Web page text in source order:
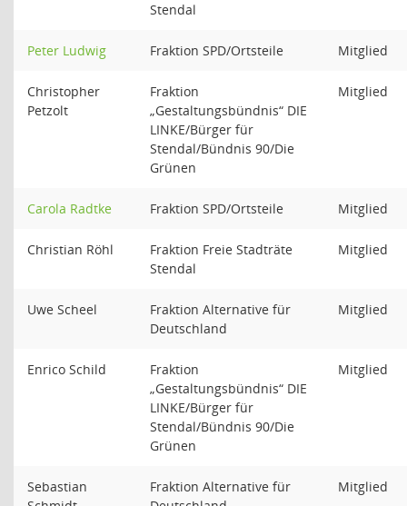
Stendal
Peter Ludwig Fraktion SPD/Ortsteile Mitglied
Christopher
Petzolt
Fraktion
„Gestaltungsbündnis“ DIE
LINKE/Bürger für
Stendal/Bündnis 90/Die
Grünen
Mitglied
Carola Radtke Fraktion SPD/Ortsteile Mitglied
Christian Röhl
Fraktion Freie Stadträte
Stendal
Mitglied
Uwe Scheel
Fraktion Alternative für
Deutschland
Mitglied
Enrico Schild
Fraktion
„Gestaltungsbündnis“ DIE
LINKE/Bürger für
Stendal/Bündnis 90/Die
Grünen
Mitglied
Sebastian
Fraktion Alternative für
Mitglied